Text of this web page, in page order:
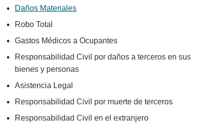
Daños Materiales
Robo Total
Gastos Médicos a Ocupantes
Responsabilidad Civil por daños a terceros en sus
bienes y personas
Asistencia Legal
Responsabilidad Civil por muerte de terceros
Responsabilidad Civil en el extranjero